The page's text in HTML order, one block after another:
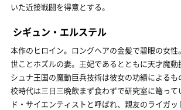
いた近接戦闘を得意とする。
シギュン・エルステル
本作のヒロイン。ロングヘアの金髪で碧眼の女
世ことホズルの妻。王妃であるとともに天才魔動
シュナ王国の魔動巨兵技術は彼女の功績による
校時代は三日三晩飲まず食わずで研究室に篭って
ド・サイエンティストと呼ばれ、親友のライガッ